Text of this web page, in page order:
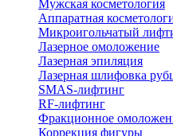
Мужская косметология
Аппаратная
Микроигольчатый
Лазерное омоложение
Лазерная эпиляция
Лазерная шлифовка
SMAS-лифтинг
RF-лифтинг
Фракционное
Коррекция фигуры